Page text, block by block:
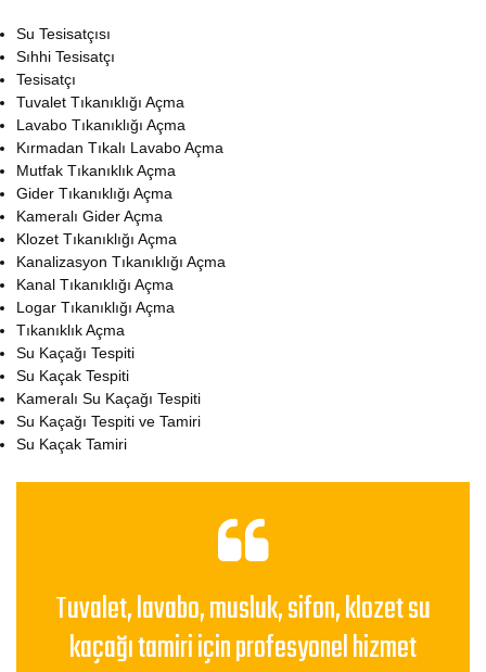
Su Tesisatçısı
Sıhhi Tesisatçı
Tesisatçı
Tuvalet Tıkanıklığı Açma
Lavabo Tıkanıklığı Açma
Kırmadan Tıkalı Lavabo Açma
Mutfak Tıkanıklık Açma
Gider Tıkanıklığı Açma
Kameralı Gider Açma
Klozet Tıkanıklığı Açma
Kanalizasyon Tıkanıklığı Açma
Kanal Tıkanıklığı Açma
Logar Tıkanıklığı Açma
Tıkanıklık Açma
Su Kaçağı Tespiti
Su Kaçak Tespiti
Kameralı Su Kaçağı Tespiti
Su Kaçağı Tespiti ve Tamiri
Su Kaçak Tamiri
Tuvalet, lavabo, musluk, sifon, klozet su
kaçağı tamiri için profesyonel hizmet